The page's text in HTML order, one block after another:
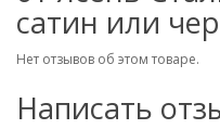
сатин или
Нет отзывов об этом товаре.
Написать